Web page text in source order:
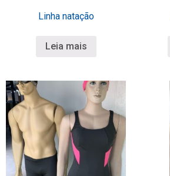
Linha natação
Leia mais